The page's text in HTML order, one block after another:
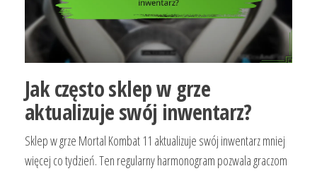
Jak często sklep w grze
aktualizuje swój inwentarz?
Sklep w grze Mortal Kombat 11 aktualizuje swój inwentarz mniej
więcej co tydzień. Ten regularny harmonogram pozwala graczom